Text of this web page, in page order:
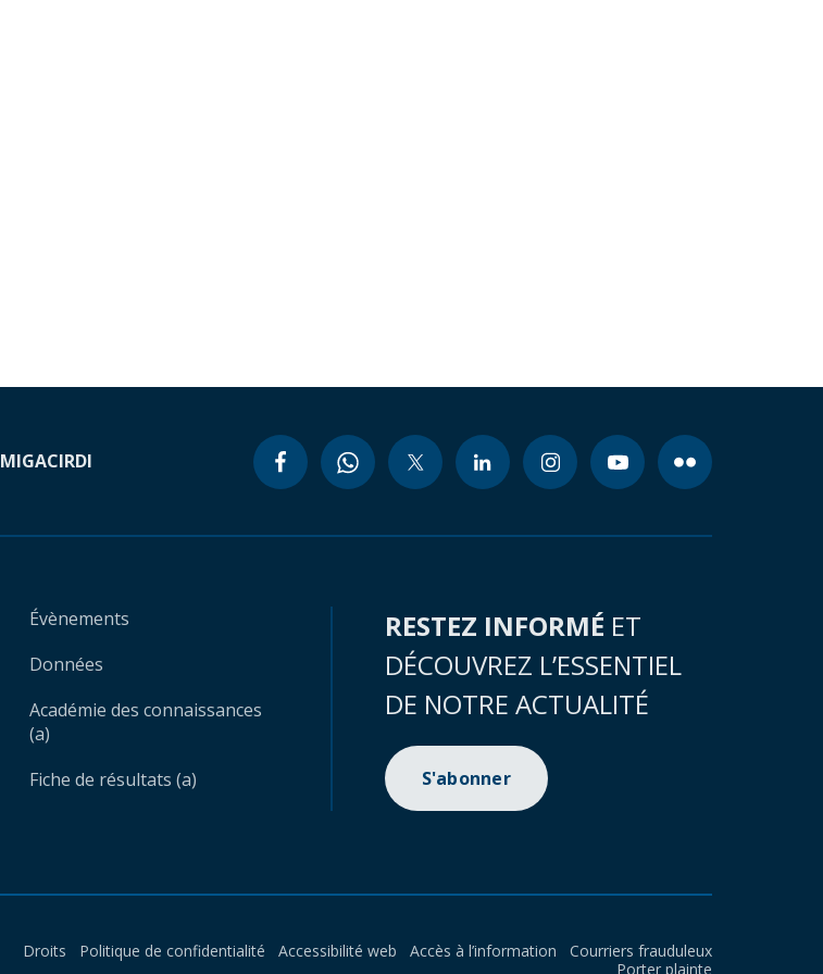
MIGACIRDI
Évènements
Données
Académie des connaissances
(a)
Fiche de résultats (a)
RESTEZ INFORMÉ ET
DÉCOUVREZ L’ESSENTIEL
DE NOTRE ACTUALITÉ
S'abonner
Droits Politique de confidentialité Accessibilité web Accès à l’information
Courriers frauduleux
Porter plainte